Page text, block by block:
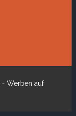
-Werben auf